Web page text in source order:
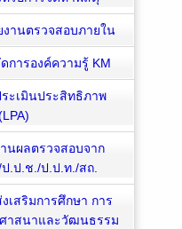
านตรวจสอบภายใน
การองค์ความรู้ KM
ระเมินประสิทธิภาพ
นผลตรวจสอบจาก
.ป.ช./ป.ป.ท./สถ.
เสริมการศึกษา การ
าสนาและวัฒนธรรม